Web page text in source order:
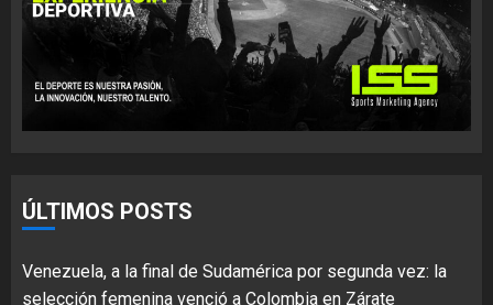
ÚLTIMOS POSTS
Venezuela, a la final de Sudamérica por segunda vez: la
selección femenina venció a Colombia en Zárate